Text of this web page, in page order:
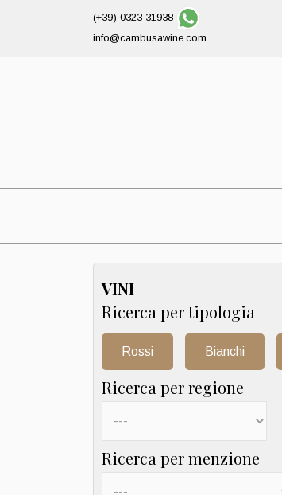
(+39) 0323 31938
info@cambusawine.com
VINI
Ricerca per tipologia
Rossi Bianchi
Ricerca per regione
Ricerca per menzione